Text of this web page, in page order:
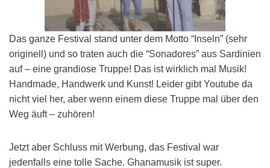
Das ganze Festival stand unter dem Motto “Inseln” (sehr
originell) und so traten auch die “Sonadores” aus Sardinien
auf – eine grandiose Truppe! Das ist wirklich mal Musik!
Handmade, Handwerk und Kunst! Leider gibt Youtube da
nicht viel her, aber wenn einem diese Truppe mal über den
Weg äuft – zuhören!
Jetzt aber Schluss mit Werbung, das Festival war
jedenfalls eine tolle Sache. Ghanamusik ist super.